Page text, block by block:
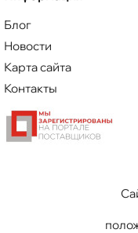
Блог
Новости
Карта сайта
Контакты